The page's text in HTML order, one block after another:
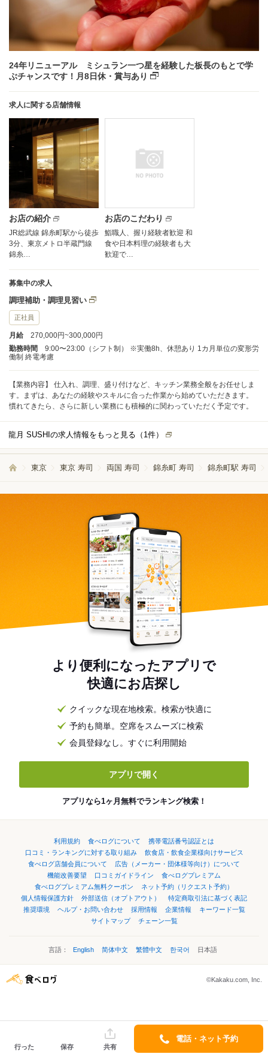
24年リニューアル ミシュラン一つ星を経験した板長のもとで学
ぶチャンスです！月8日休・賞与あり
求人に関する店舗情報
お店の紹介
JR総武線 錦糸町駅から徒歩
3分、東京メトロ半蔵門線
錦糸…
お店のこだわり
鮨職人、握り経験者歓迎 和
食や日本料理の経験者も大
歓迎で…
募集中の求人
調理補助・調理見習い
正社員
月給
270,000円~300,000円
勤務時間
9:00〜23:00（シフト制） ※実働8h、休憩あり 1カ月単位の変形労
働制 終電考慮
【業務内容】 仕入れ、調理、盛り付けなど、キッチン業務全般をお任せしま
す。まずは、あなたの経験やスキルに合った作業から始めていただきます。
慣れてきたら、さらに新しい業務にも積極的に関わっていただく予定です。
龍月 SUSHIの求人情報をもっと見る（ 1件）
東京 東京 寿司 両国 寿司 錦糸町 寿司 錦糸町駅 寿司
より便利になったアプリで
快適にお店探し
クイックな現在地検索。検索が快適に
予約も簡単。空席をスムーズに検索
会員登録なし。すぐに利用開始
アプリで開く
アプリなら1ヶ月無料でランキング検索！
利用規約 食べログについて
携帯電話番号認証とは
口コミ・ランキングに対する取り組み
飲食店・飲食企業様向けサービス
食べログ店舗会員について
広告（メーカー・団体様等向け）について
機能改善要望
口コミガイドライン
食べログプレミアム
食べログプレミアム無料クーポン
ネット予約（リクエスト予約）
個人情報保護方針
外部送信（オプトアウト）
特定商取引法に基づく表記
推奨環境
ヘルプ・お問い合わせ 採用情報 企業情報
キーワード一覧
サイトマップ
チェーン一覧
言語： English 简体中文 繁體中文 한국어 日本語
©Kakaku.com, Inc.
行った 保存 共有
電話・ネット予約